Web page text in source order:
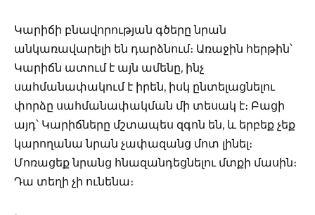
Կարիճի բնավորության գծերը նրան
անկառավարելի են դարձնում։ Առաջին հերթին՝
Կարիճն ատում է այն ամենը, ինչ
սահմանափակում է իրեն, իսկ ընտելացնելու
փորձը սահմանափակման մի տեսակ է։ Բացի
այդ՝ Կարիճները մշտապես զգոն են, և երբեք չեք
կարողանա նրան չափազանց մոտ լինել։
Մոռացեք նրանց հնազանդեցնելու մտքի մասին։
Դա տեղի չի ունենա։